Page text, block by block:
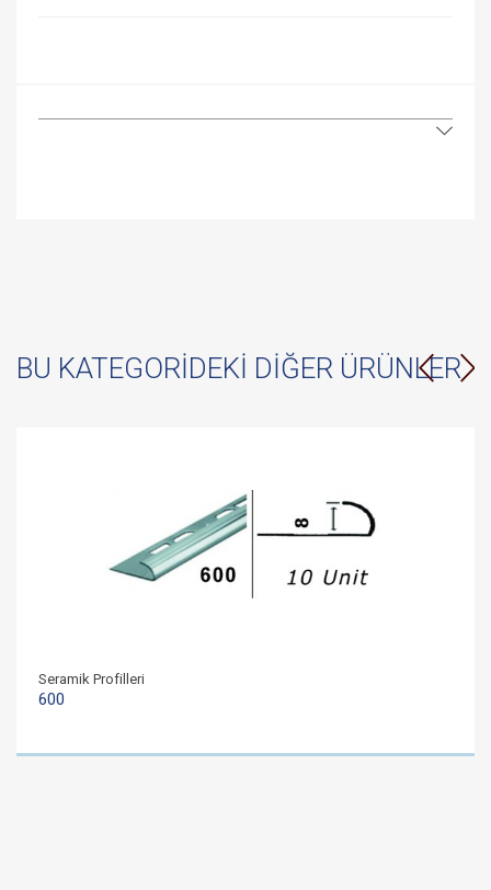
BU KATEGORIDEKI DIĞER ÜRÜNLER
Seramik Profilleri
600